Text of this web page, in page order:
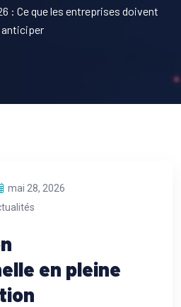
: Ce que les entreprises doivent
anticiper
mai 28, 2026
en pleine